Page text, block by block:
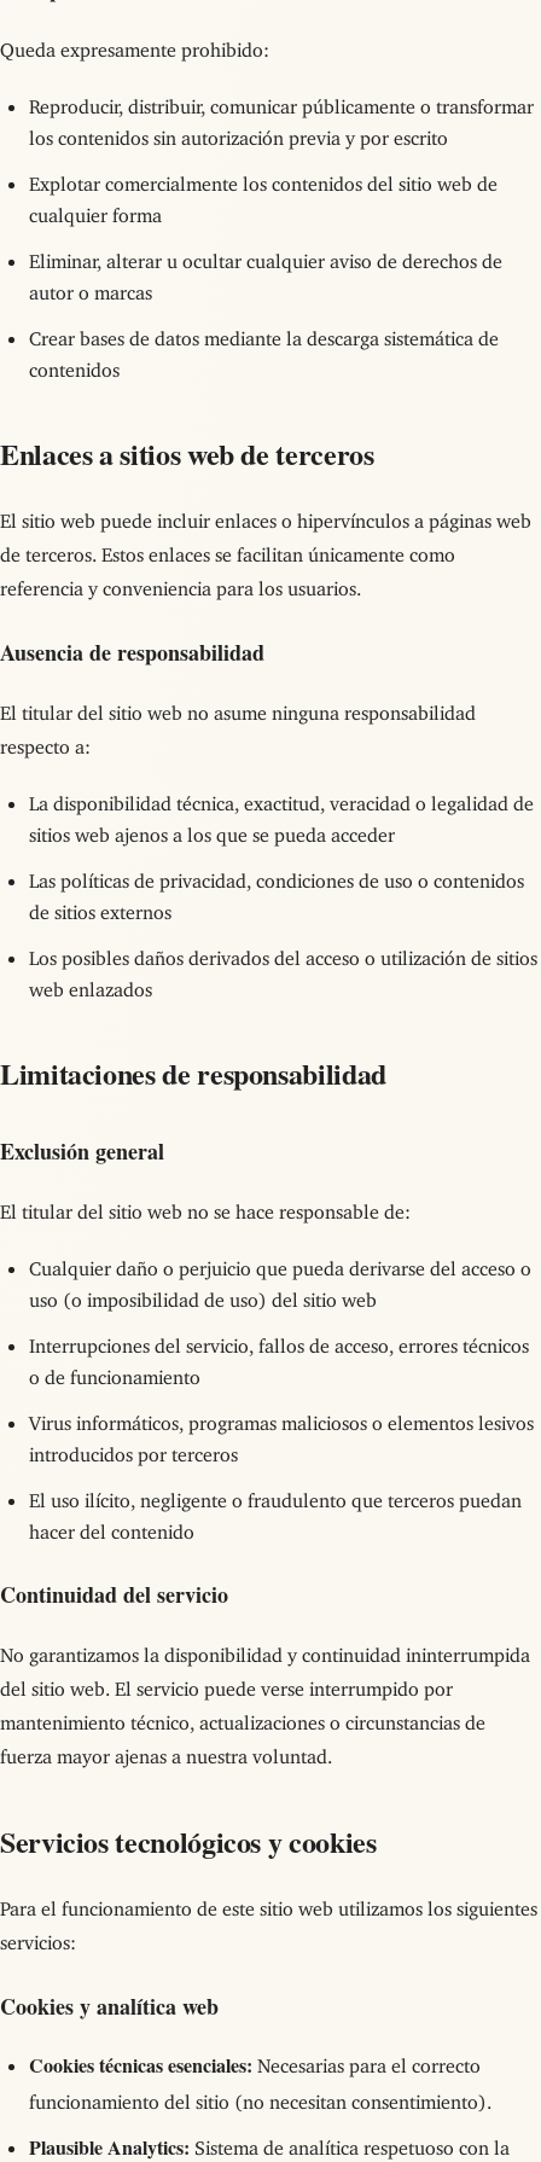
Queda expresamente prohibido:
Reproducir, distribuir, comunicar públicamente o transformar
los contenidos sin autorización previa y por escrito
Explotar comercialmente los contenidos del sitio web de
cualquier forma
Eliminar, alterar u ocultar cualquier aviso de derechos de
autor o marcas
Crear bases de datos mediante la descarga sistemática de
contenidos
Enlaces a sitios web de terceros
El sitio web puede incluir enlaces o hipervínculos a páginas web
de terceros. Estos enlaces se facilitan únicamente como
referencia y conveniencia para los usuarios.
Ausencia de responsabilidad
El titular del sitio web no asume ninguna responsabilidad
respecto a:
La disponibilidad técnica, exactitud, veracidad o legalidad de
sitios web ajenos a los que se pueda acceder
Las políticas de privacidad, condiciones de uso o contenidos
de sitios externos
Los posibles daños derivados del acceso o utilización de sitios
web enlazados
Limitaciones de responsabilidad
Exclusión general
El titular del sitio web no se hace responsable de:
Cualquier daño o perjuicio que pueda derivarse del acceso o
uso (o imposibilidad de uso) del sitio web
Interrupciones del servicio, fallos de acceso, errores técnicos
o de funcionamiento
Virus informáticos, programas maliciosos o elementos lesivos
introducidos por terceros
El uso ilícito, negligente o fraudulento que terceros puedan
hacer del contenido
Continuidad del servicio
No garantizamos la disponibilidad y continuidad ininterrumpida
del sitio web. El servicio puede verse interrumpido por
mantenimiento técnico, actualizaciones o circunstancias de
fuerza mayor ajenas a nuestra voluntad.
Servicios tecnológicos y cookies
Para el funcionamiento de este sitio web utilizamos los siguientes
servicios:
Cookies y analítica web
Cookies técnicas esenciales: Necesarias para el correcto
funcionamiento del sitio (no necesitan consentimiento).
Plausible Analytics: Sistema de analítica respetuoso con la